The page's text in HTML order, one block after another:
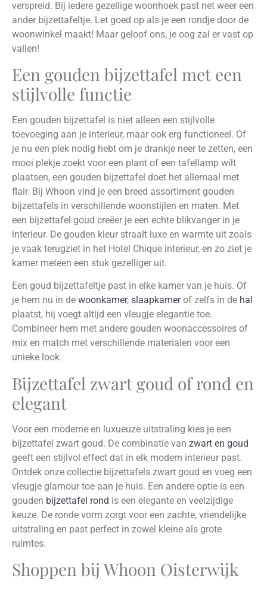
verspreid. Bij iedere gezellige woonhoek past net weer een
ander bijzettafeltje. Let goed op als je een rondje door de
woonwinkel maakt! Maar geloof ons, je oog zal er vast op
vallen!
Een gouden bijzettafel met een
stijlvolle functie
Een gouden bijzettafel is niet alleen een stijlvolle
toevoeging aan je interieur, maar ook erg functioneel. Of
je nu een plek nodig hebt om je drankje neer te zetten, een
mooi plekje zoekt voor een plant of een tafellamp wilt
plaatsen, een gouden bijzettafel doet het allemaal met
flair. Bij Whoon vind je een breed assortiment gouden
bijzettafels in verschillende woonstijlen en maten. Met
een bijzettafel goud creëer je een echte blikvanger in je
interieur. De gouden kleur straalt luxe en warmte uit zoals
je vaak terugziet in het Hotel Chique interieur, en zo ziet je
kamer meteen een stuk gezelliger uit.
Een goud bijzettafeltje past in elke kamer van je huis. Of
je hem nu in de woonkamer, slaapkamerof zelfs in de hal
plaatst, hij voegt altijd een vleugje elegantie toe.
Combineer hem met andere gouden woonaccessoires of
mix en match met verschillende materialen voor een
unieke look.
Bijzettafel zwart goud of rond en
elegant
Voor een moderne en luxueuze uitstraling kies je een
bijzettafel zwart goud. De combinatie van zwart en goud
geeft een stijlvol effect dat in elk modern interieur past.
Ontdek onze collectie bijzettafels zwart goud en voeg een
vleugje glamour toe aan je huis. Een andere optie is een
gouden bijzettafel rond is een elegante en veelzijdige
keuze. De ronde vorm zorgt voor een zachte, vriendelijke
uitstraling en past perfect in zowel kleine als grote
ruimtes.
Shoppen bij Whoon Oisterwijk